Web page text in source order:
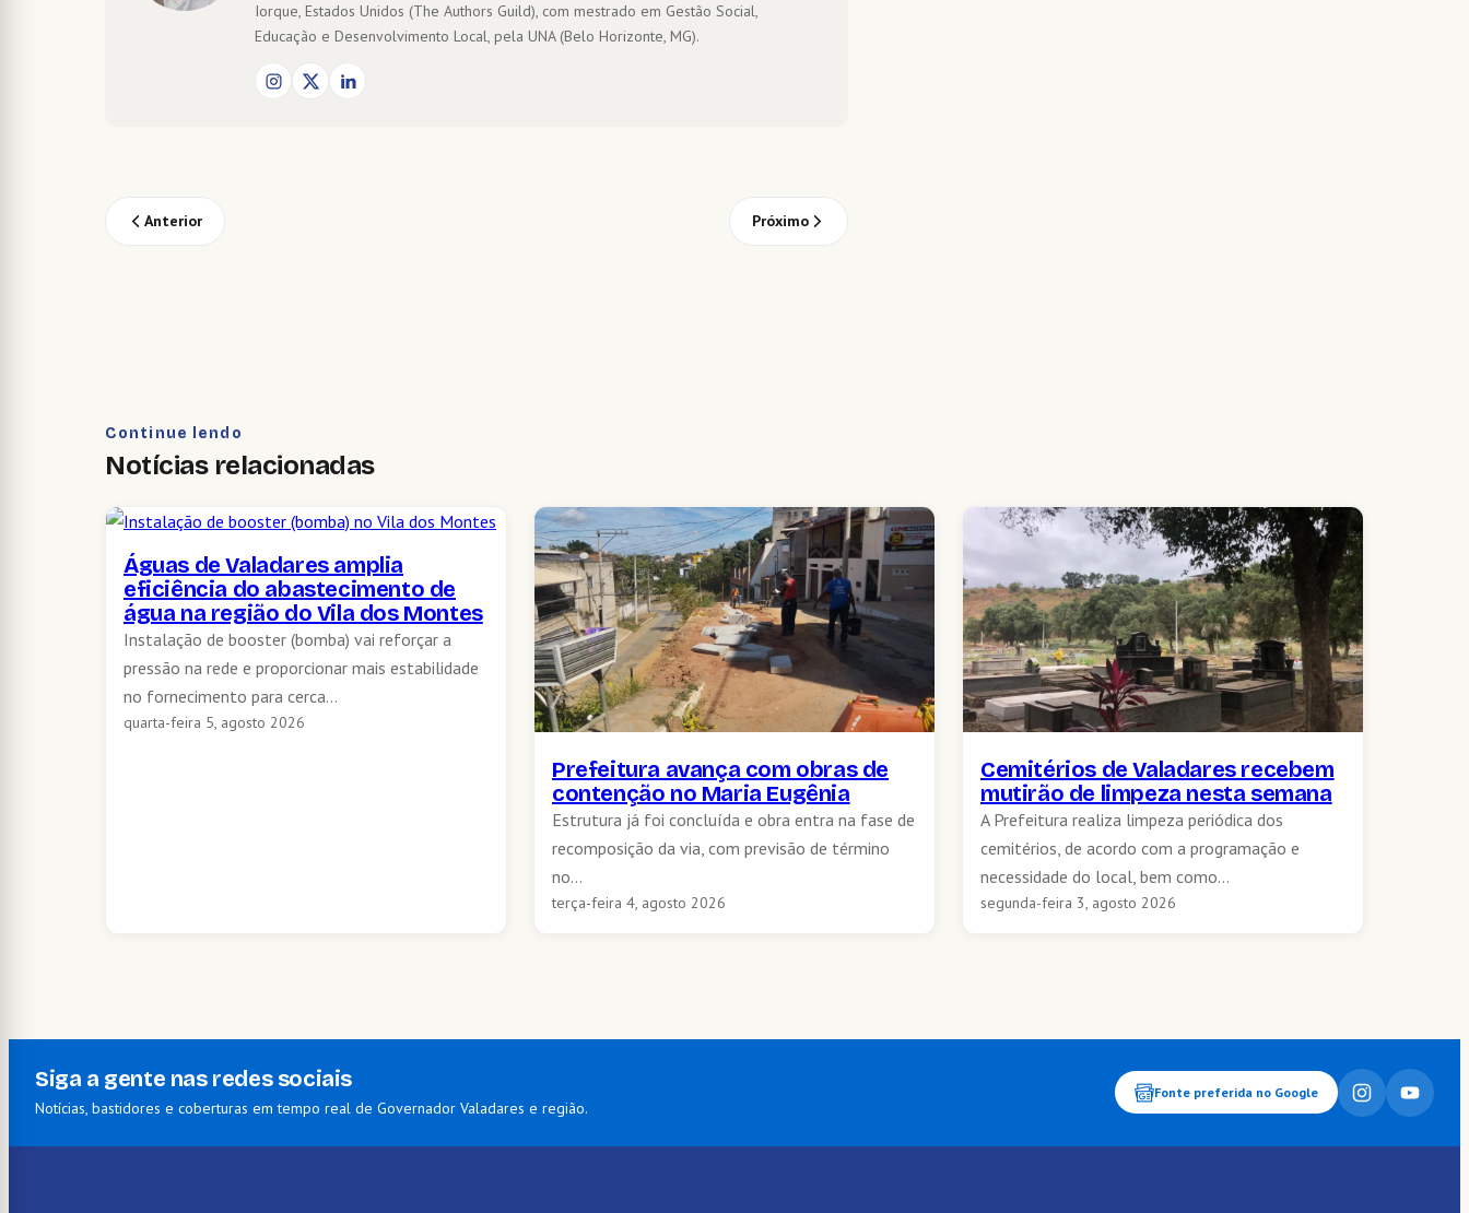
Iorque, Estados Unidos (The Authors Guild), com mestrado em Gestão Social,
Educação e Desenvolvimento Local, pela UNA (Belo Horizonte, MG).
Anterior Próximo
Continue lendo
Notícias relacionadas
Águas de Valadares amplia
eficiência do abastecimento de
água na região do Vila dos Montes
Instalação de booster (bomba) vai reforçar a
pressão na rede e proporcionar mais estabilidade
no fornecimento para cerca…
quarta-feira 5, agosto 2026
Prefeitura avança com obras de
contenção no Maria Eugênia
Estrutura já foi concluída e obra entra na fase de
recomposição da via, com previsão de término
no…
terça-feira 4, agosto 2026
Cemitérios de Valadares recebem
mutirão de limpeza nesta semana
A Prefeitura realiza limpeza periódica dos
cemitérios, de acordo com a programação e
necessidade do local, bem como…
segunda-feira 3, agosto 2026
Siga a gente nas redes sociais
Notícias, bastidores e coberturas em tempo real de Governador Valadares e região.
Fonte preferida no Google